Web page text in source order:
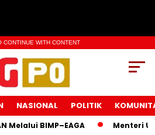
CONTINUE WITH CONTENT
NASIONAL POLITIK
BIMP–EAGA Menteri